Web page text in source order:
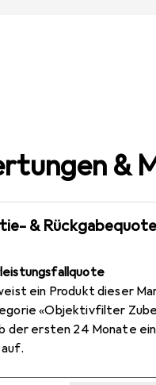
&
&
ein Produkt dieser
«Objektivfilter
der ersten 24 Monate